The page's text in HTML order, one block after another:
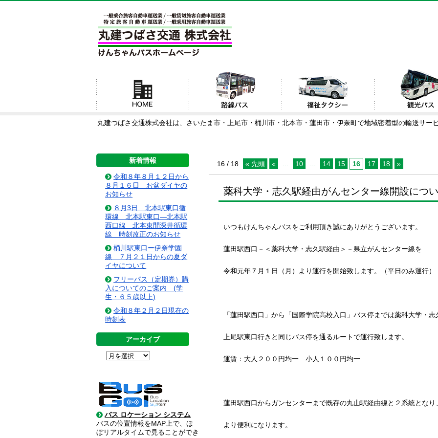
丸建つばさ交通株式会社は、さいたま市・上尾市・桶川市・北本市・蓮田市・伊奈町で地域密着型の輸送サー
16 / 18 « 先頭 « 10 14 15 16 17 18 »
薬科大学・志久駅経由がんセンター線開設につ
いつもけんちゃんバスをご利用頂き誠にありがとうございます。
蓮田駅西口－＜薬科大学・志久駅経由＞－県立がんセンター線を
令和元年７月１日（月）より運行を開始致します。（平日のみ運行）
「蓮田駅西口」から「国際学院高校入口」バス停までは薬科大学・志
上尾駅東口行きと同じバス停を通るルートで運行致します。
運賃：大人２００円均一 小人１００円均一
蓮田駅西口からガンセンターまで既存の丸山駅経由線と２系統となり、
より便利になります。
新着情報
令和８年８月１２日から
８月１６日 お盆ダイヤの
お知らせ
８月3日 北本駅東口循
環線 北本駅東口―北本駅
西口線 北本東間深井循環
線 時刻改正のお知らせ
桶川駅東口ー伊奈学園
線 ７月２１日からの夏ダ
イヤについて
フリーパス（定期券）購
入についてのご案内 (学
生・６５歳以上)
令和８年２月２日現在の
時刻表
アーカイブ
バス ロケーション システム
バスの位置情報をMAP上で、ほ
ぼリアルタイムで見ることができ